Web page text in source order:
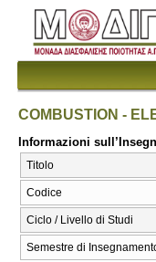
COMBUSTION -
Informazioni
Titolo
Codice
Ciclo / Livello di Studi
Semestre di